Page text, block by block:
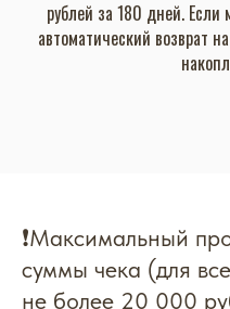
рублей за 180 дней. Если
автоматический возврат